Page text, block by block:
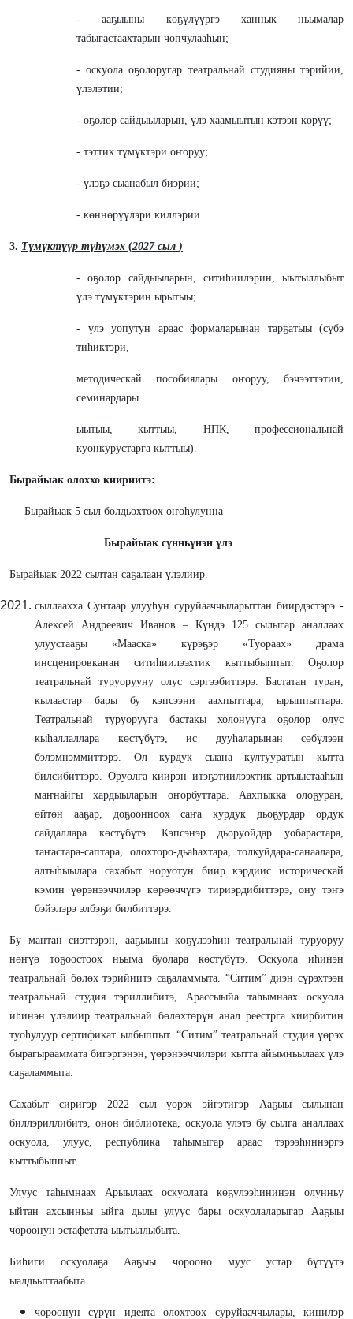
- ааҕыыны көҕүлүүргэ ханнык ньымалар
табыгастаахтарын чопчулааhын;
- оскуола оҕолоругар театральнай студияны тэрийии,
үлэлэтии;
- оҕолор сайдыыларын, үлэ хаамыытын кэтээн көрүү;
- тэттик түмүктэри оҥоруу;
- үлэҕэ сыанабыл биэрии;
- көннөрүүлэри киллэрии
3. Түмүктүүр түhүмэх (2027сыл )
- оҕолор сайдыыларын, ситиһиилэрин, ыытыллыбыт
үлэ түмүктэрин ырытыы;
- үлэ уопутун араас формаларынан тарҕатыы (сүбэ
тиhиктэри,
методическай пособиялары оҥоруу, бэчээттэтии,
семинардары
ыытыы, кыттыы, НПК, профессиональнай
куонкурустарга кыттыы).
Бырайыак олоххо киириитэ:
Бырайыак 5 сыл болдьохтоох оҥоһулунна
Бырайыак сүнньүнэн үлэ
Бырайыак 2022 сылтан саҕалаан үлэлиир.
сыллаахха Сунтаар улууһун суруйааччыларыттан биирдэстэрэ -
Алексей Андреевич Иванов – Күндэ 125 сылыгар аналлаах
улуустааҕы «Мааска» күрэҕэр «Туораах» драма
инсценировканан ситиһиилээхтик кыттыбыппыт. Оҕолор
театральнай туруорууну олус сэргээбиттэрэ. Бастатан туран,
кылаастар бары бу кэпсээни аахпыттара, ырыппыттара.
Театральнай туруорууга бастакы холонууга оҕолор олус
кыһаллаллара көстүбүтэ, ис дууһаларынан сөбүлээн
бэлэмнэммиттэрэ. Ол курдук сыана култууратын кытта
билсибиттэрэ. Оруолга киирэн итэҕэтиилээхтик артыыстааһын
маҥнайгы хардыыларын оҥорбуттара. Аахпыкка олоҕуран,
өйтөн ааҕар, доҕоонноох саҥа курдук дьоҕурдар ордук
сайдаллара көстүбүтэ. Кэпсэнэр дьоруойдар уобарастара,
таҥастара-саптара, олохторо-дьаһахтара, толкуйдара-санаалара,
алтыһыылара сахабыт норуотун биир кэрдиис историческай
кэмин үөрэнээччилэр көрөөччүгэ тириэрдибиттэрэ, ону тэҥэ
бэйэлэрэ элбэҕи билбиттэрэ.
Бу мантан сиэттэрэн, ааҕыыны көҕүлээһин театральнай туруоруу
нөҥүө тоҕоостоох ньыма буолара көстүбүтэ. Оскуола иһинэн
театральнай бөлөх тэрийиитэ саҕаламмыта. “Ситим” диэн сүрэхтээн
театральнай студия тэриллибитэ, Арассыыйа таһымнаах оскуола
иһинэн үлэлиир театральнай бөлөхтөрүн анал реестрга киирбитин
туоһулуур сертификат ылбыппыт. “Ситим” театральнай студия үөрэх
бырагырааммата бигэргэнэн, үөрэнээччилэри кытта айымньылаах үлэ
саҕаламмыта.
Сахабыт сиригэр 2022 сыл үөрэх эйгэтигэр Ааҕыы сылынан
биллэриллибитэ, онон библиотека, оскуола үлэтэ бу сылга аналлаах
оскуола, улуус, республика таһымыгар араас тэрээһиннэргэ
кыттыбыппыт.
Улуус таһымнаах Арыылаах оскуолата көҕүлээһининэн олунньу
ыйтан ахсынньы ыйга дылы улуус бары оскуолаларыгар Ааҕыы
чороонун эстафетата ыытыллыбыта.
Биһиги оскуолаҕа Ааҕыы чорооно муус устар бүтүүтэ
ыалдьыттаабыта.
чороонун сүрүн идеята олохтоох суруйааччылары, кинилэр